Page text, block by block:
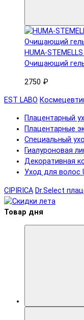
HUMA-
Очищающий
2750 ₽
EST LABO
Плацентарный
Плацентарные
Специальный
Гиалуроновая
Декоративная
Уход для волос
CIPIRICA Dr.Select
Товар дня